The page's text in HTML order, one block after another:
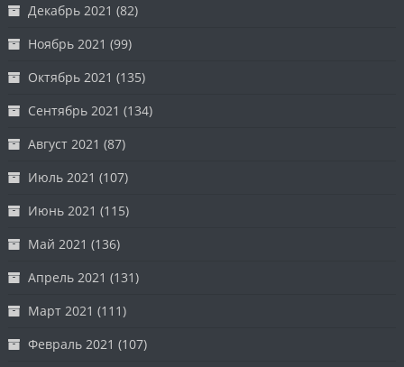
Декабрь 2021 (82)
Ноябрь 2021 (99)
Октябрь 2021 (135)
Сентябрь 2021 (134)
Август 2021 (87)
Июль 2021 (107)
Июнь 2021 (115)
Май 2021 (136)
Апрель 2021 (131)
Март 2021 (111)
Февраль 2021 (107)